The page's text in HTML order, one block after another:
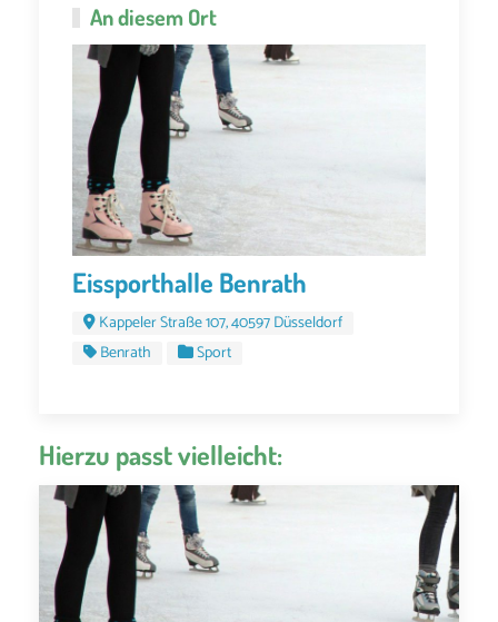
An diesem Ort
Eissporthalle Benrath
Kappeler Straße 107, 40597 Düsseldorf
Benrath
Sport
Hierzu passt vielleicht: